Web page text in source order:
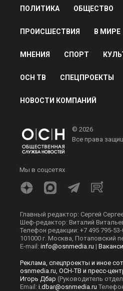
ПОЛИТИКА ОБЩЕСТВО
ПРОИСШЕСТВИЯ В МИРЕ
МНЕНИЯ СПОРТ
ОСН ТВ СПЕЦПРОЕКТЫ
НОВОСТИ КОМПАНИЙ
© 2026
Все права
Мы в соцсетях
Главный редактор: Сергей
Шеф-редактор: Виталий
Телефон редакции: +7 495 795-
101000 г. Москва, Потаповский
E-mail: info@osnmedia.ru |
Реклама, спецпроекты и иное
osnmedia.ru, ОСН-ТВ и пресс-
Игорь Дбар (Руководитель
Email: i.dbar@osnmedia.ru